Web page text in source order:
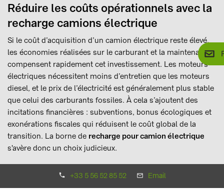
+33 5 56 52 85 52 Email
Réduire les coûts opérationnels avec la
recharge camions électrique
Si le coût d’acquisition d’un camion électrique reste élevé,
les économies réalisées sur le carburant et la maintenance
compensent rapidement cet investissement. Les moteurs
électriques nécessitent moins d’entretien que les moteurs
diesel, et le prix de l’électricité est généralement plus stable
que celui des carburants fossiles. À cela s’ajoutent des
incitations financières : subventions, bonus écologiques et
exonérations fiscales qui réduisent le coût global de la
transition. La borne de recharge pour camion électrique
s'avère donc un choix judicieux.
Optimiser la performance et l’image de